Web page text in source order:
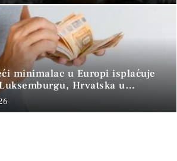
minimalac u Europi isplaćuje
Hrvatska u
skupini”